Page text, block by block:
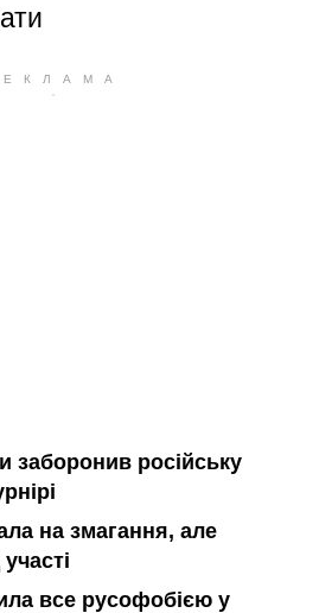
заборонив російську
на змагання, але
все русофобією у